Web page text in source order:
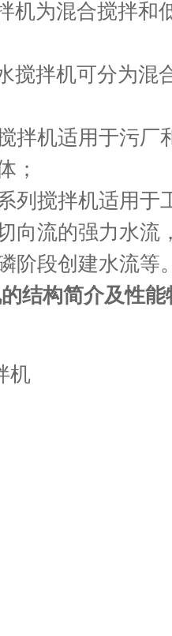
机为混合搅拌和
搅拌机可分为混
机适用于污厂
；
搅拌机适用于
向流的强力水流
阶段创建水流等
的结构简介及性能